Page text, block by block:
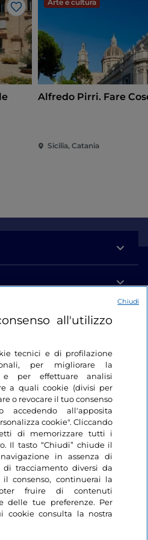
Like
Arte e cultura
Alfredo Pirri. Fare
Sicilia, Catania
all'utilizzo
tecnici e di profilazione
per migliorare la
per effettuare analisi
a quali cookie (divisi per
o revocare il tuo consenso
accedendo all'apposita
cookie". Cliccando
di memorizzare tutti i
Il tasto “Chiudi” chiude il
in assenza di
tracciamento diversi da
consenso, continuerai la
fruire di contenuti
delle tue preferenze. Per
cookie consulta la nostra
Chiudi